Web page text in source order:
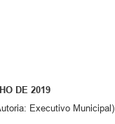
DE 2019
Executivo Municipal)